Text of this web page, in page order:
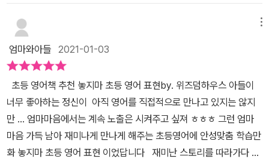
코드로 원어민의 음성으로 대화와 연습문장을 들으며 따라할 수도 있
었죠4~6개의 표현 연습 어휘를 제시해서 아이들이 직접 입으로 말
을 해보도록 유도하고 대치활동을 통해 기본 표현 패턴을 익히고 어
휘력까지 확장시킬 수 있도록 구성이 되어있었어요익힌 내용을 점검
하고 복습할 수 있고 QR코드를 듣고 푸는 문제와 만화에 나온 회화
표현을 완성하며 심화 복습까지 할 수 있었어요여기서 끝이 아니라
부록으로 들어있는 Practice Book 은 제가 지금까지 본 워크북 중
에 가장 마음에 드는 워크북이였어요그림을 보고 보기에서 알맞은 표
현을 찾아써도 되고 QR코드를 재생해서 받아쓰기를 해도 되고 그림
좋아하지 않는 아이도 오히려 관심을 더 보였습니다.일단 아이가 관
심을 보였다는 것에 큰 의의를 두며, 영어 공부를 시작해보려고 합니
다.​<놓지 마 초등 영어 표현>에서는 단순히 영어 표현을 나열한 방식
이 아니라줄줄섬에서 펼쳐지는 정신이네 가족의 새로운 일상을 통해
서무려 80개의 초등 필수 영어 표현을 익히도록 구성되어져 있었습
니다.오~ 생각보다 많은 영어 표현들을 배워갈 수 있겠어요^^하루에
하나씩 꾸준히 해나간다면 영어 말하기도 어렵지 않을 듯 합니다.그
날 배우는 기본 표현 패턴에 다양한 어휘를 대치하는 연습을 할 수 있
도록되어 있어서 영어 말하기에 자신감을 키워줄 수 있을 것 같아요.
특히나 그냥 문장을 따라 쓰거나, 읽으면 흥미도 떨어질 것 같은데,각
엄마와아들 2021-01-03
초등 영어책 추천 놓지마 초등 영어 표현by. 위즈덤하우스 아들이
너무 좋아하는 정신이 아직 영어를 직접적으로 만나고 있지는 않지
만 ... 엄마마음에서는 계속 노출은 시켜주고 싶져 ㅎㅎㅎ 그런 엄마
마음 가득 남아 재미나게 만나게 해주는 초등영어에 안성맞춤 학습만
화 놓지마 초등 영어 표현 이었답니다 재미난 스토리를 따라가다 보